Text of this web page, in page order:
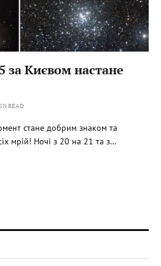
за Києвом настане
READ
стане добрим знаком та
мрій! Ночі з 20 на 21 та з…